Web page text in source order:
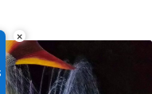
×